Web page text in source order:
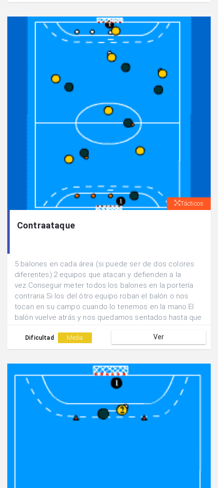
Tácticos
Contraataque
5 balones en cada área (si puede ser de dos colores
diferentes).2 equipos que atacan y defienden a la
vez.Conseguir meter todos los balones en la portería
contraria.Si los del ótro equipo roban el balón o nos
tocan en su campo cuando lo tenemos en la mano.El
balón vuelve atrás y nos quedamos sentados hasta que
tenemos que hacerlo desde 9m.
Dificultad Media Ver